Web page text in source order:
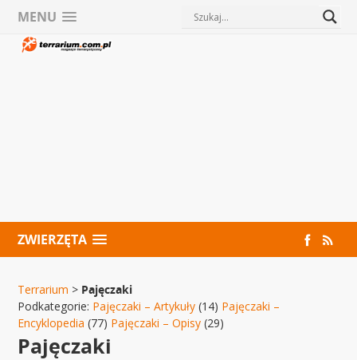
MENU
ZWIERZĘTA
Terrarium > Pajęczaki
Podkategorie: Pajęczaki – Artykuły (14) Pajęczaki –
Encyklopedia (77) Pajęczaki – Opisy (29)
Pajęczaki